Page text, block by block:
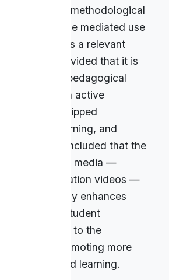
a lack of clear methodological
scenario, the mediated use
can serve as a relevant
resource, provided that it is
structured pedagogical
integrated with active
such as the flipped
based learning, and
It can be concluded that the
of digital media —
dissemination videos —
of astronomy enhances
increases student
contributes to the
of science, promoting more
contextualized learning.